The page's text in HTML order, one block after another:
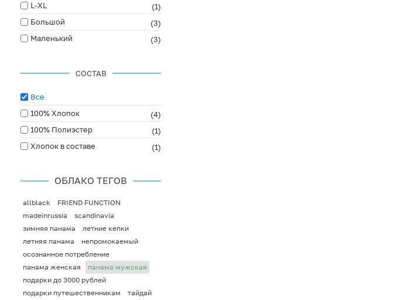
L-XL
(1)
Большой
(3)
Маленький
(3)
СОСТАВ
Все
100% Хлопок
(4)
100% Полиэстер
(1)
Хлопок в составе
(1)
ОБЛАКО ТЕГОВ
allblack
FRIEND FUNCTION
madeinrussia
scandinavia
зимняя панама
летние кепки
летняя панама
непромокаемый
осознанное потребление
панама женская
панама мужская
подарки до 3000 рублей
подарки путешественникам
тайдай